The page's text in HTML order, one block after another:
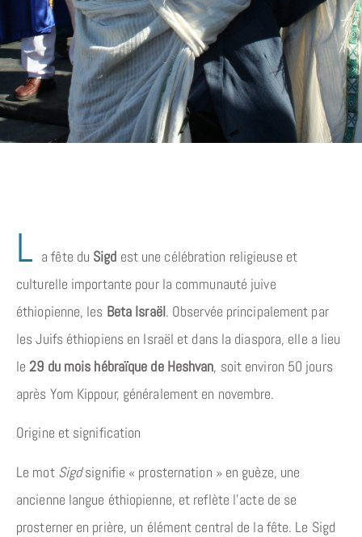
L a fête du Sigd est une célébration religieuse et
culturelle importante pour la communauté juive
éthiopienne, les Beta Israël. Observée principalement par
les Juifs éthiopiens en Israël et dans la diaspora, elle a lieu
le29 du mois hébraïque de Heshvan, soit environ 50 jours
après Yom Kippour, généralement en novembre.
Origine et signification
Le mot Sigdsignifie « prosternation » en guèze, une
ancienne langue éthiopienne, et reflète l’acte de se
prosterner en prière, un élément central de la fête. Le Sigd